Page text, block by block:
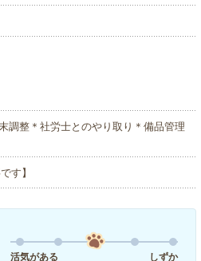
調整＊社労士とのやり取り＊備品管理
す】
活気がある
しずか